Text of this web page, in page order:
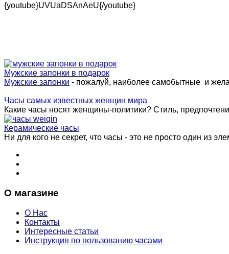
{youtube}UVUaDSAnAeU{/youtube}
Мужские запонки в подарок
Мужские запонки - пожалуй, наиболее самобытные и
Часы самых известных женщин мира
Какие часы носят женщины-политики? Стиль,
Керамические часы
Ни для кого не секрет, что часы - это не просто один из
О магазине
О Нас
Контакты
Интересные статьи
Инструкция по пользованию часами